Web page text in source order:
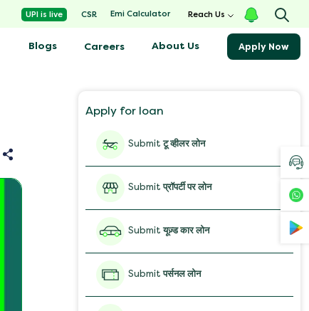
Apply for loan
Submitटू व्हीलर लोन
Submitप्रॉपर्टी पर लोन
Submitयूज़्ड कार लोन
Submitपर्सनल लोन
UPI is live CSR Emi Calculator Reach Us
Blogs Careers About Us Apply Now